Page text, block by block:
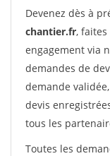
Devenez dès à
chantier.fr,
engagement via
demandes de
demande
devis
tous les
Toutes les